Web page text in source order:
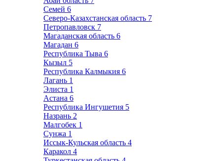
Семей 6
Северо-Казахстанская область 7
Петропавловск 7
Магаданская область 6
Магадан 6
Республика Тыва 6
Кызыл 5
Республика Калмыкия 6
Лагань 1
Элиста 1
Астана 6
Республика Ингушетия 5
Назрань 2
Малгобек 1
Сунжа 1
Иссык-Кульская область 4
Каракол 4